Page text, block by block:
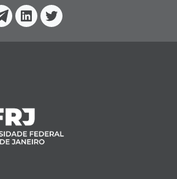
Telegram
Linkedin
Twitter